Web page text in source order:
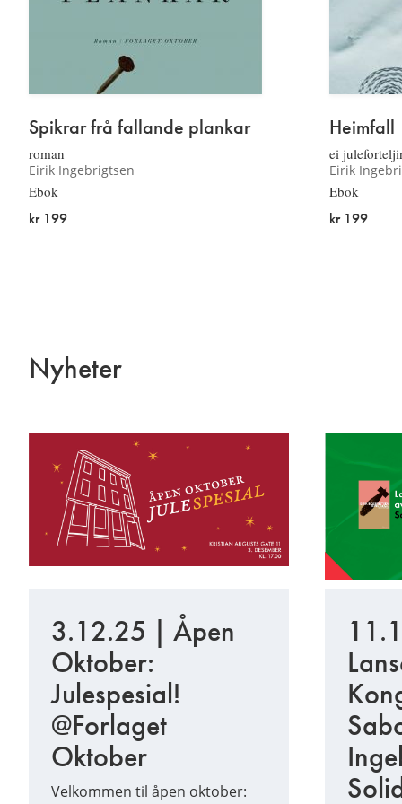
Spikrar frå fallande plankar
roman
Eirik Ingebrigtsen
Ebok
kr 199
Heimfall
ei
Eirik
Ebok
kr 199
Nyheter
3.12.25 | Åpen
Oktober:
Julespesial!
@Forlaget
Oktober
Velkommen til åpen oktober: